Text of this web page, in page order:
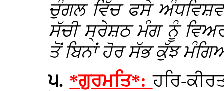
ਚੁੰਗਲ ਵਿੱਚ ਫਸੇ
ਸੱਚੀ ਸ੍ਰੇਸ਼ਠ ਮੰਗ ਨੂੰ
ਤੋਂ ਬਿਨਾਂ ਹੋਰ ਸੱਭ ਕੁੱਝ
੫. *ਗੁਰਮਤਿ*:ਹਰਿ-